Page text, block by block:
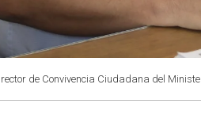
de Convivencia Ciudadana del